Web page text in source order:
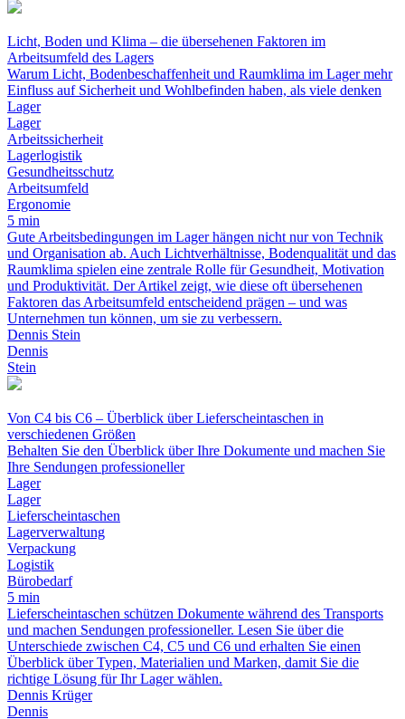
Licht, Boden und Klima – die übersehenen Faktoren im
Arbeitsumfeld des Lagers
Warum Licht, Bodenbeschaffenheit und Raumklima im Lager mehr
Einfluss auf Sicherheit und Wohlbefinden haben, als viele denken
Lager
Lager
Arbeitssicherheit
Lagerlogistik
Gesundheitsschutz
Arbeitsumfeld
Ergonomie
5 min
Gute Arbeitsbedingungen im Lager hängen nicht nur von Technik
und Organisation ab. Auch Lichtverhältnisse, Bodenqualität und das
Raumklima spielen eine zentrale Rolle für Gesundheit, Motivation
und Produktivität. Der Artikel zeigt, wie diese oft übersehenen
Faktoren das Arbeitsumfeld entscheidend prägen – und was
Unternehmen tun können, um sie zu verbessern.
Dennis Stein
Dennis
Stein
Von C4 bis C6 – Überblick über Lieferscheintaschen in
verschiedenen Größen
Behalten Sie den Überblick über Ihre Dokumente und machen Sie
Ihre Sendungen professioneller
Lager
Lager
Lieferscheintaschen
Lagerverwaltung
Verpackung
Logistik
Bürobedarf
5 min
Lieferscheintaschen schützen Dokumente während des Transports
und machen Sendungen professioneller. Lesen Sie über die
Unterschiede zwischen C4, C5 und C6 und erhalten Sie einen
Überblick über Typen, Materialien und Marken, damit Sie die
richtige Lösung für Ihr Lager wählen.
Dennis Krüger
Dennis